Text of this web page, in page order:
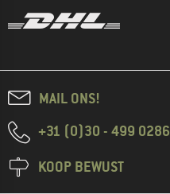
MAIL ONS!
+31 (0)30 - 499 0286
KOOP BEWUST